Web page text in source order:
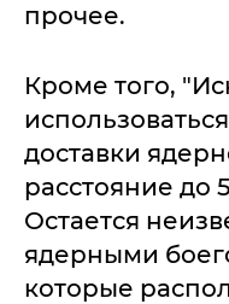
прочее.
Кроме того,
доставки
расстояние до
Остается
ядерными
которые